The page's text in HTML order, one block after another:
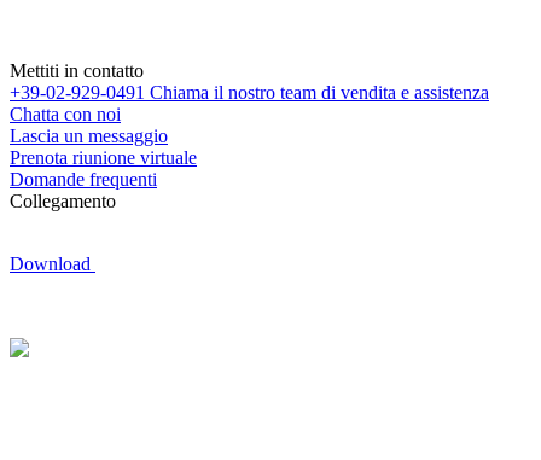
Mettiti in contatto
+39-02-929-0491 Chiama il nostro team di vendita e assistenza
Chatta con noi
Lascia un messaggio
Prenota riunione virtuale
Domande frequenti
Collegamento
Download